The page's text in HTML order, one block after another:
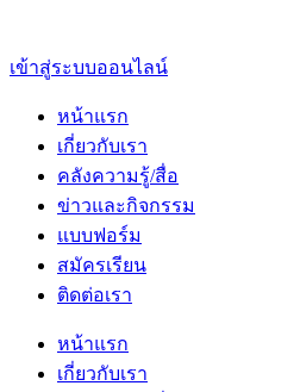
เข้าสู่ระบบออนไลน์
หน้าแรก
เกี่ยวกับเรา
คลังความรู้/สื่อ
ข่าวและกิจกรรม
แบบฟอร์ม
สมัครเรียน
ติดต่อเรา
หน้าแรก
เกี่ยวกับเรา